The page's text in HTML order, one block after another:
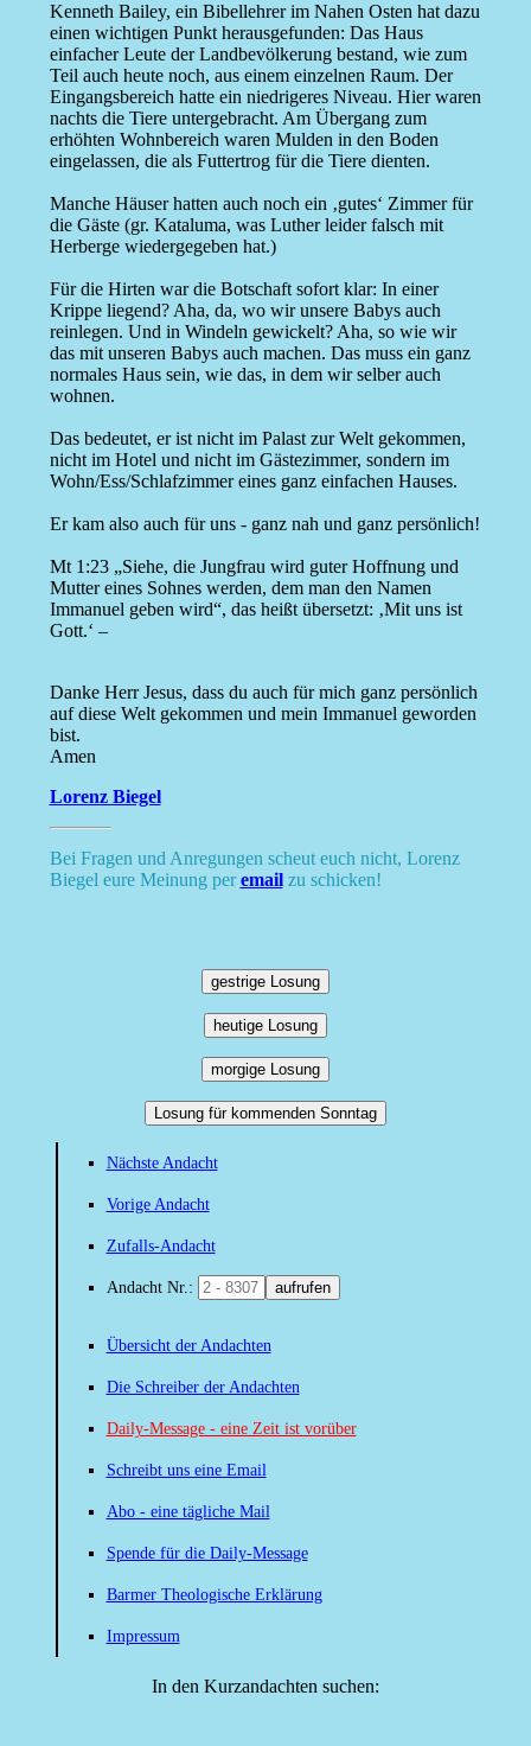
Kenneth Bailey, ein Bibellehrer im Nahen Osten hat dazu
einen wichtigen Punkt herausgefunden: Das Haus
einfacher Leute der Landbevölkerung bestand, wie zum
Teil auch heute noch, aus einem einzelnen Raum. Der
Eingangsbereich hatte ein niedrigeres Niveau. Hier waren
nachts die Tiere untergebracht. Am Übergang zum
erhöhten Wohnbereich waren Mulden in den Boden
eingelassen, die als Futtertrog für die Tiere dienten.
Manche Häuser hatten auch noch ein ‚gutes‘ Zimmer für
die Gäste (gr. Kataluma, was Luther leider falsch mit
Herberge wiedergegeben hat.)
Für die Hirten war die Botschaft sofort klar: In einer
Krippe liegend? Aha, da, wo wir unsere Babys auch
reinlegen. Und in Windeln gewickelt? Aha, so wie wir
das mit unseren Babys auch machen. Das muss ein ganz
normales Haus sein, wie das, in dem wir selber auch
wohnen.
Das bedeutet, er ist nicht im Palast zur Welt gekommen,
nicht im Hotel und nicht im Gästezimmer, sondern im
Wohn/Ess/Schlafzimmer eines ganz einfachen Hauses.
Er kam also auch für uns - ganz nah und ganz persönlich!
Mt 1:23 „Siehe, die Jungfrau wird guter Hoffnung und
Mutter eines Sohnes werden, dem man den Namen
Immanuel geben wird“, das heißt übersetzt: ‚Mit uns ist
Gott.‘ –
Danke Herr Jesus, dass du auch für mich ganz persönlich
auf diese Welt gekommen und mein Immanuel geworden
bist.
Amen
Lorenz Biegel
Bei Fragen und Anregungen scheut euch nicht, Lorenz
Biegel eure Meinung peremailzu schicken!
gestrige Losung
heutige Losung
morgige Losung
Losung für kommenden Sonntag
Nächste Andacht
Vorige Andacht
Zufalls-Andacht
Andacht Nr.: aufrufen
Übersicht der Andachten
Die Schreiber der Andachten
Daily-Message - eine Zeit ist vorüber
Schreibt uns eine Email
Abo - eine tägliche Mail
Spende für die Daily-Message
Barmer Theologische Erklärung
Impressum
In den Kurzandachten suchen: